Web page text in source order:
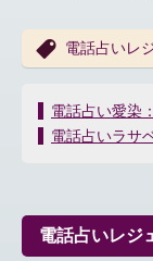
電話占いレ
投
稿
ー
シ
電話占い愛染
電話占いラサ
電話占いレジ